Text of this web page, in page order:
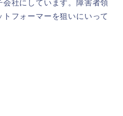
会社にしています。障害者領
フォーマーを狙いにいって